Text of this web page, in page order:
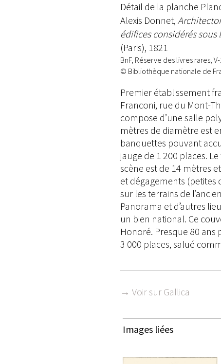
Détail de la planche
Alexis Donnet,
édifices considérés
(Paris), 1821
BnF, Réserve des livres rares,
© Bibliothèque nationale de
Premier établissement
Franconi, rue du Mont-
compose d’une salle
mètres de diamètre est
banquettes pouvant
jauge de 1 200 places.
scène est de 14 mètres
et dégagements (petites
sur les terrains de
Panorama et d’autres
un bien national. Ce
Honoré. Presque 80 ans
3 000 places, salué
→ Voir sur Gallica
Images liées